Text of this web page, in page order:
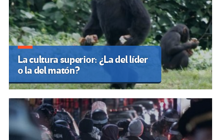
La cultura superior: ¿La del líder
o la del matón?